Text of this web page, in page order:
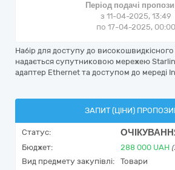
Період подачі
з 11-04-2025, 13:49
по 17-04-2025, 00:00
Набір для доступу до
надається супутниковою мережею
адаптер Ethernet та доступом до мереді
ЗАПИТ (ЦІНИ)
Статус:
Бюджет: 288 000 UAH
Вид предмету закупівлі:
Товари